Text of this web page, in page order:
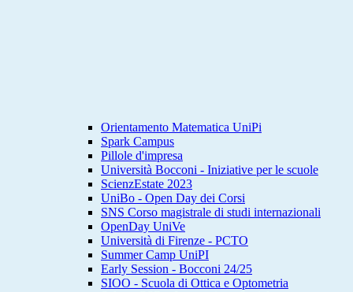
Orientamento Matematica UniPi
Spark Campus
Pillole d'impresa
Università Bocconi - Iniziative per le scuole
ScienzEstate 2023
UniBo - Open Day dei Corsi
SNS Corso magistrale di studi internazionali
OpenDay UniVe
Università di Firenze - PCTO
Summer Camp UniPI
Early Session - Bocconi 24/25
SIOO - Scuola di Ottica e Optometria